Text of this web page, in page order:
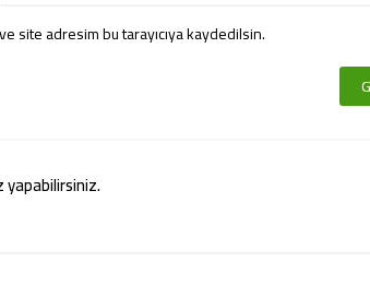
site adresim bu tarayıcıya kaydedilsin.
yapabilirsiniz.